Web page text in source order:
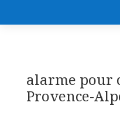
alarme pour
Provence-